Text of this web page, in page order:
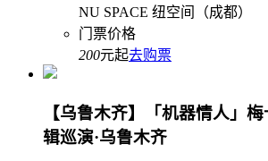
NU SPACE 纽空间（成都）
门票价格
200元起去购票
【乌鲁木齐】「机器情人」
辑巡演·乌鲁木齐